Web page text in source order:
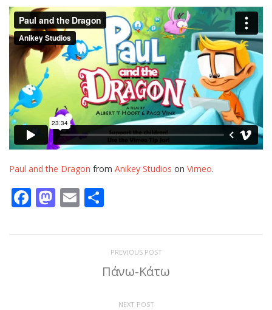
Paul and the Dragon from Anikey Studios on Vimeo.
Facebook
Mastodon
Email
PREVIOUS POST
Πάνω-Κάτω
NEXT POST